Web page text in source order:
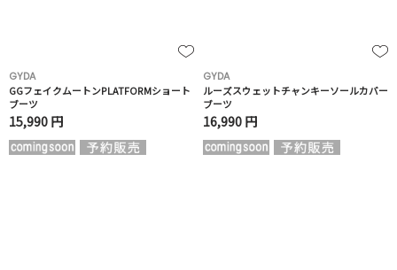
GYDA
GGフェイクムートンPLATFORMショート
ブーツ
15,990 円
GYDA
ルーズスウェットチャンキーソールカバー
ブーツ
16,990 円